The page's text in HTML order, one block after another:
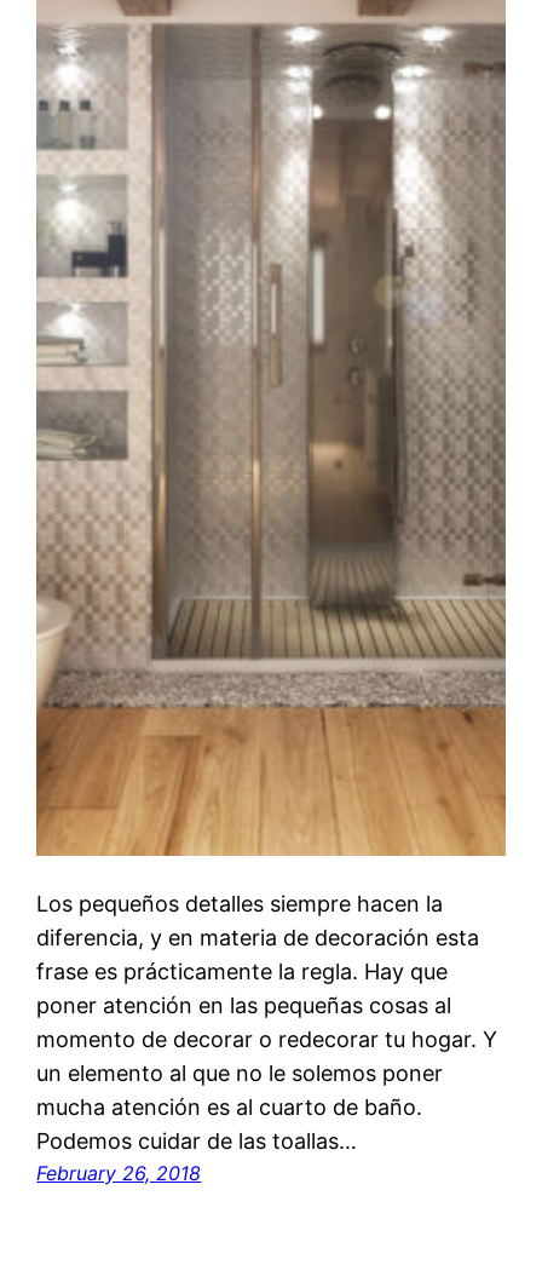
Los pequeños detalles siempre hacen la
diferencia, y en materia de decoración esta
frase es prácticamente la regla. Hay que
poner atención en las pequeñas cosas al
momento de decorar o redecorar tu hogar. Y
un elemento al que no le solemos poner
mucha atención es al cuarto de baño.
Podemos cuidar de las toallas…
February 26, 2018